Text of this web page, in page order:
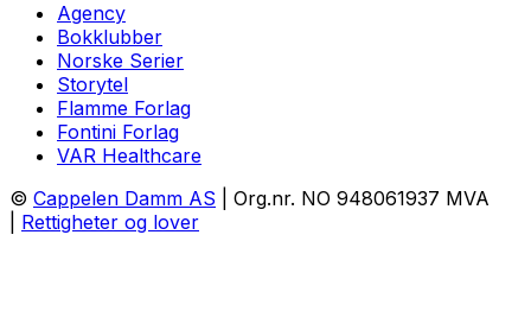
Agency
Bokklubber
Norske Serier
Storytel
Flamme Forlag
Fontini Forlag
VAR Healthcare
© Cappelen Damm AS | Org.nr. NO 948061937 MVA
Rettigheter og lover